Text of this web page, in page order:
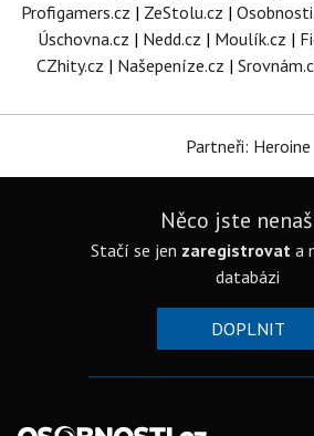
Profigamers.cz | ZeStolu.cz |
Úschovna.cz | Nedd.cz | Moulík.cz |
CZhity.cz | Našepeníze.cz |
Partneři: Heroine
Něco jste
Stačí se jen zaregistrovat a
databázi
DOPLNIT